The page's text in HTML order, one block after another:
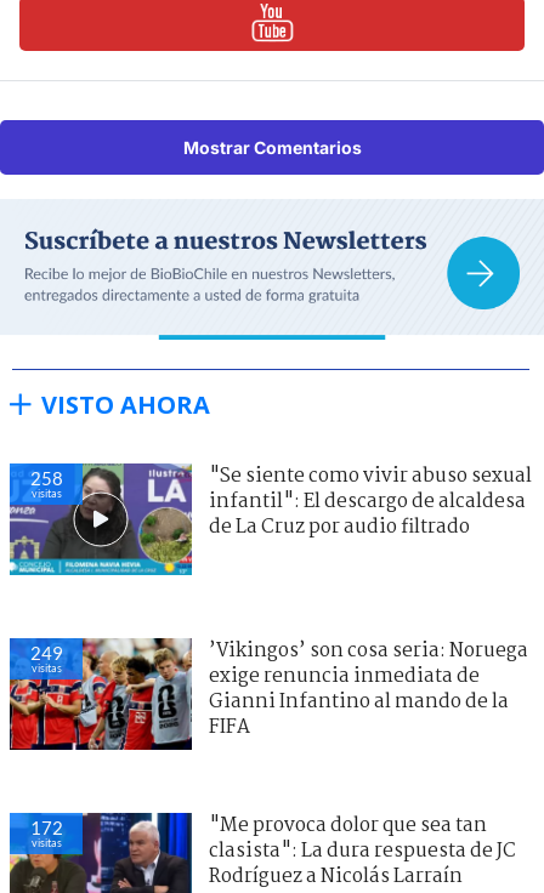
Mostrar Comentarios
VISTO AHORA
258
visitas
"Se siente como vivir abuso sexual
infantil": El descargo de alcaldesa
de La Cruz por audio filtrado
249
visitas
’Vikingos’ son cosa seria: Noruega
exige renuncia inmediata de
Gianni Infantino al mando de la
FIFA
172
visitas
"Me provoca dolor que sea tan
clasista": La dura respuesta de JC
Rodríguez a Nicolás Larraín